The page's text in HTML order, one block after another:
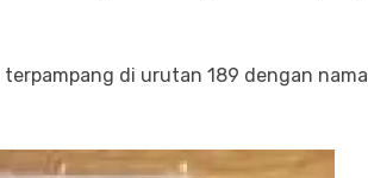
di urutan 189 dengan nama